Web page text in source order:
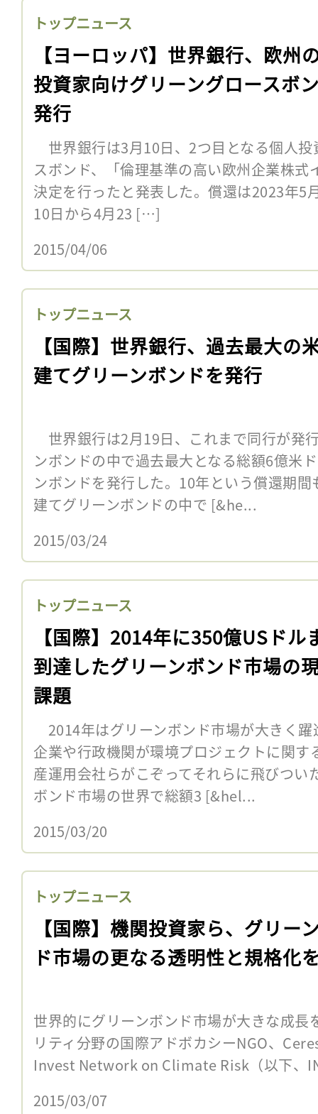
トップニュース
【ヨーロッパ】世界銀行、欧州
投資家向けグリーングロースボ
発行
世界銀行は3月10日、2つ目となる個人
スボンド、「倫理基準の高い欧州企業株式
決定を行ったと発表した。償還は2023年5
10日から4月23 […]
2015/04/06
トップニュース
【国際】世界銀行、過去最大の
建てグリーンボンドを発行
世界銀行は2月19日、これまで同行が発
ンボンドの中で過去最大となる総額6億米
ンボンドを発行した。10年という償還期
建てグリーンボンドの中で [&he...
2015/03/24
トップニュース
【国際】2014年に350億USドル
到達したグリーンボンド市場の
課題
2014年はグリーンボンド市場が大きく
企業や行政機関が環境プロジェクトに関
産運用会社らがこぞってそれらに飛びつい
ボンド市場の世界で総額3 [&hel...
2015/03/20
トップニュース
【国際】機関投資家ら、グリー
ド市場の更なる透明性と規格化
世界的にグリーンボンド市場が大きな成長
リティ分野の国際アドボカシーNGO、
Invest Network on Climate Risk（以下、
2015/03/07